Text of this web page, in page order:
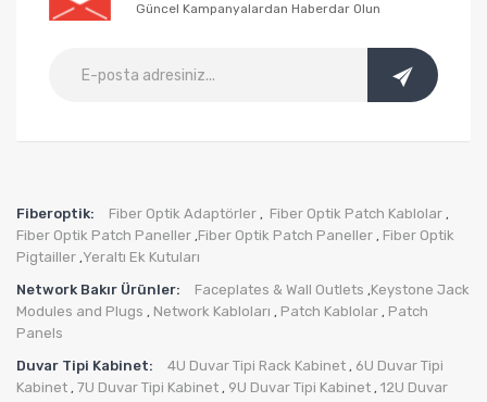
Güncel Kampanyalardan Haberdar Olun
Fiberoptik: Fiber Optik Adaptörler , Fiber Optik Patch Kablolar ,
Fiber Optik Patch Paneller ,Fiber Optik Patch Paneller , Fiber Optik
Pigtailler ,Yeraltı Ek Kutuları
Network Bakır Ürünler:
Faceplates & Wall Outlets ,Keystone Jack
Modules and Plugs , Network Kabloları , Patch Kablolar , Patch
Panels
Duvar Tipi Kabinet:
4U Duvar Tipi Rack Kabinet , 6U Duvar Tipi
Kabinet , 7U Duvar Tipi Kabinet , 9U Duvar Tipi Kabinet , 12U Duvar